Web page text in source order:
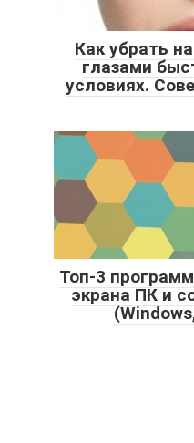
Как убрать
глазами
условиях.
Топ-3
экрана ПК и